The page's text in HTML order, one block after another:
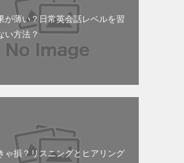
が薄い？日常英会話レベルを習
い方法？
ゃ損？リスニングとヒアリング